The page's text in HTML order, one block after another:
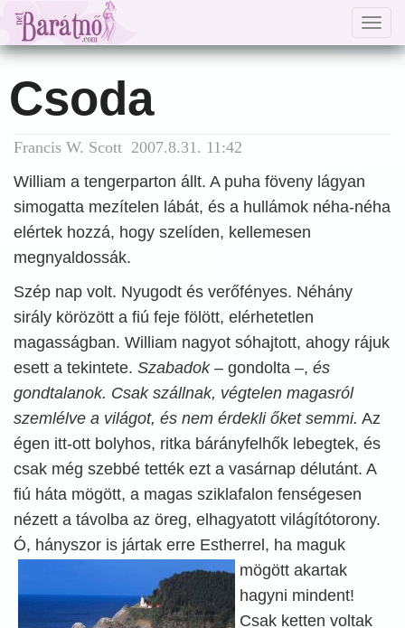
Csoda
Francis W. Scott 2007.8.31. 11:42
William a tengerparton állt. A puha föveny lágyan
simogatta mezítelen lábát, és a hullámok néha-néha
elértek hozzá, hogy szelíden, kellemesen
megnyaldossák.
Szép nap volt. Nyugodt és verőfényes. Néhány
sirály körözött a fiú feje fölött, elérhetetlen
magasságban. William nagyot sóhajtott, ahogy rájuk
esett a tekintete. Szabadok– gondolta –, és
gondtalanok. Csak szállnak, végtelen magasról
szemlélve a világot, és nem érdekli őket semmi. Az
égen itt-ott bolyhos, ritka bárányfelhők lebegtek, és
csak még szebbé tették ezt a vasárnap délutánt. A
fiú háta mögött, a magas sziklafalon fenségesen
nézett a távolba az öreg, elhagyatott világítótorony.
Ó, hányszor is jártak erre Estherrel, ha maguk
mögött akartak
hagyni mindent!
Csak ketten voltak